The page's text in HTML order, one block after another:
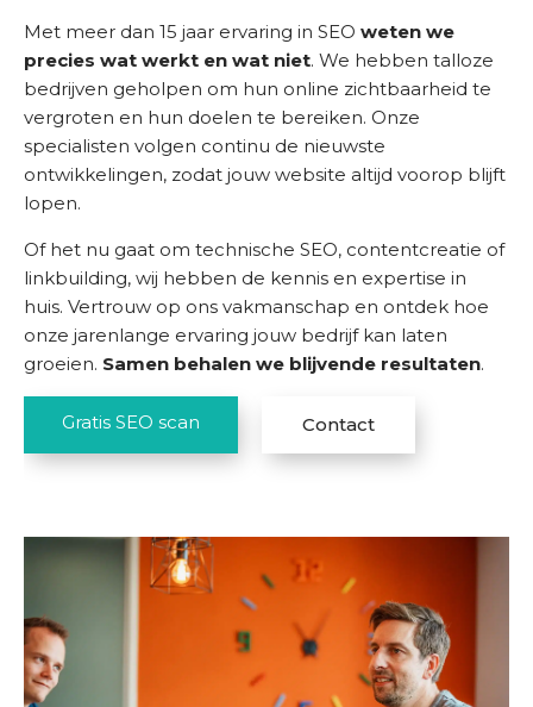
Met meer dan 15 jaar ervaring in SEO weten we
precies wat werkt en wat niet. We hebben talloze
bedrijven geholpen om hun online zichtbaarheid te
vergroten en hun doelen te bereiken. Onze
specialisten volgen continu de nieuwste
ontwikkelingen, zodat jouw website altijd voorop blijft
lopen.
Of het nu gaat om technische SEO, contentcreatie of
linkbuilding, wij hebben de kennis en expertise in
huis. Vertrouw op ons vakmanschap en ontdek hoe
onze jarenlange ervaring jouw bedrijf kan laten
groeien. Samen behalen we blijvende resultaten.
Gratis SEO scan Contact